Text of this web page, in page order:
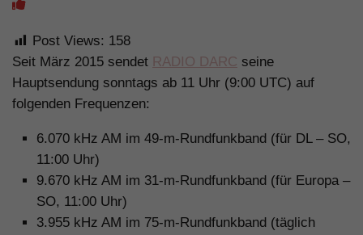
Post Views: 158
Seit März 2015 sendet RADIO DARC seine
Hauptsendung sonntags ab 11 Uhr (9:00 UTC) auf
folgenden Frequenzen:
6.070 kHz AM im 49-m-Rundfunkband (für DL – SO,
11:00 Uhr)
9.670 kHz AM im 31-m-Rundfunkband (für Europa –
SO, 11:00 Uhr)
3.955 kHz AM im 75-m-Rundfunkband (täglich